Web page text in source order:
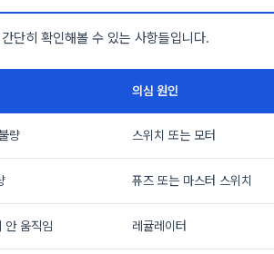
단히 확인해볼 수 있는 사항들입니다.
의심 원인
량 스위치 또는 모터
퓨즈 또는 마스터 스위치
안 움직임 레귤레이터